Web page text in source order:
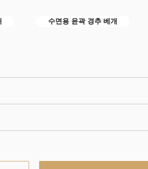
수면용 윤곽 경추 베개